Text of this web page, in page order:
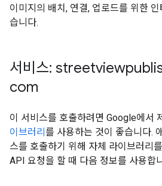
이미지의 배치, 연결, 업로드를 위한
습니다.
서비스:
com
이 서비스를 호출하려면 Google에서
이브러리 를 사용하는 것이 좋습니다.
스를 호출하기 위해 자체 라이브러리
API 요청을 할 때 다음 정보를 사용합